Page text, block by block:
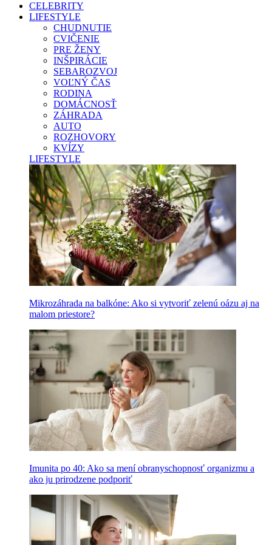
CELEBRITY
LIFESTYLE
CHUDNUTIE
CVIČENIE
PRE ŽENY
INŠPIRÁCIE
SEBAROZVOJ
VOĽNÝ ČAS
RODINA
DOMÁCNOSŤ
ZÁHRADA
AUTO
ROZHOVORY
KVÍZY
LIFESTYLE
Mikrozáhrada na balkóne: Ako si vytvoriť zelenú oázu aj na
malom priestore?
Imunita po 40: Ako sa mení obranyschopnosť organizmu a
ako ju prirodzene podporiť